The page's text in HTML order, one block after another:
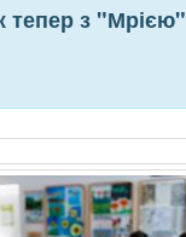
тепер з "Мрією"